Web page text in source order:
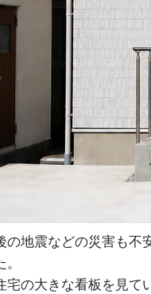
の地震などの災害も
宅の大きな看板を見